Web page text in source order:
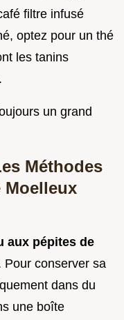
filtre infusé
optez pour un thé
les tanins
un grand
Méthodes
Moelleux
aux pépites de
Pour conserver sa
dans du
une boîte